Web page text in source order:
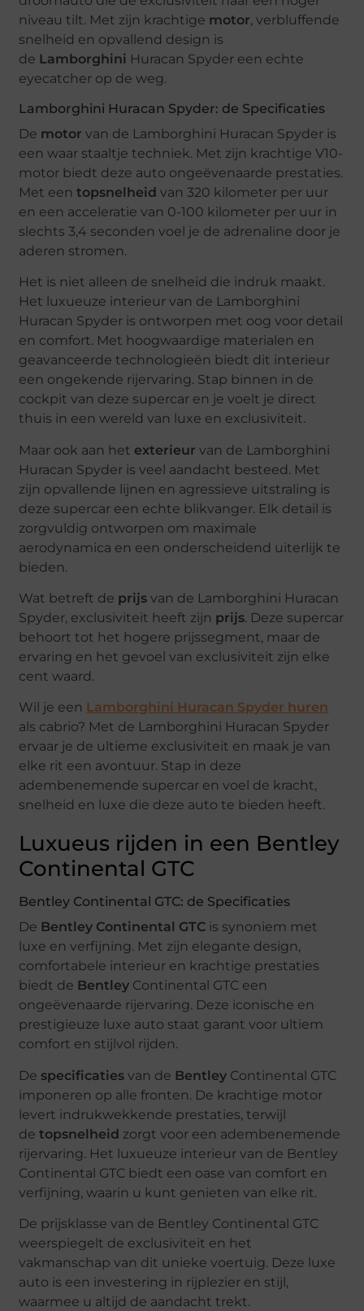
niveau tilt. Met zijn krachtige motor, verbluffende
snelheid en opvallend design is
de Lamborghini Huracan Spyder een echte
eyecatcher op de weg.
Lamborghini Huracan Spyder: de Specificaties
De motor van de Lamborghini Huracan Spyder is
een waar staaltje techniek. Met zijn krachtige V10-
motor biedt deze auto ongeëvenaarde prestaties.
Met eentopsnelheid van 320 kilometer per uur
en een acceleratie van 0-100 kilometer per uur in
slechts 3,4 seconden voel je de adrenaline door je
aderen stromen.
Het is niet alleen de snelheid die indruk maakt.
Het luxueuze interieur van de Lamborghini
Huracan Spyder is ontworpen met oog voor detail
en comfort. Met hoogwaardige materialen en
geavanceerde technologieën biedt dit interieur
een ongekende rijervaring. Stap binnen in de
cockpit van deze supercar en je voelt je direct
thuis in een wereld van luxe en exclusiviteit.
Maar ook aan het exterieur van de Lamborghini
Huracan Spyder is veel aandacht besteed. Met
zijn opvallende lijnen en agressieve uitstraling is
deze supercar een echte blikvanger. Elk detail is
zorgvuldig ontworpen om maximale
aerodynamica en een onderscheidend uiterlijk te
bieden.
Wat betreft de prijs van de Lamborghini Huracan
Spyder, exclusiviteit heeft zijn prijs. Deze supercar
behoort tot het hogere prijssegment, maar de
ervaring en het gevoel van exclusiviteit zijn elke
cent waard.
Wil je een Lamborghini Huracan Spyder huren
als cabrio? Met de Lamborghini Huracan Spyder
ervaar je de ultieme exclusiviteit en maak je van
elke rit een avontuur. Stap in deze
adembenemende supercar en voel de kracht,
snelheid en luxe die deze auto te bieden heeft.
Luxueus rijden in een Bentley
Continental GTC
Bentley Continental GTC: de Specificaties
De Bentley Continental GTC is synoniem met
luxe en verfijning. Met zijn elegante design,
comfortabele interieur en krachtige prestaties
biedt de Bentley Continental GTC een
ongeëvenaarde rijervaring. Deze iconische en
prestigieuze luxe auto staat garant voor ultiem
comfort en stijlvol rijden.
De specificaties van de Bentley Continental GTC
imponeren op alle fronten. De krachtige motor
levert indrukwekkende prestaties, terwijl
detopsnelheid zorgt voor een adembenemende
rijervaring. Het luxueuze interieur van de Bentley
Continental GTC biedt een oase van comfort en
verfijning, waarin u kunt genieten van elke rit.
De prijsklasse van de Bentley Continental GTC
weerspiegelt de exclusiviteit en het
vakmanschap van dit unieke voertuig. Deze luxe
auto is een investering in rijplezier en stijl,
waarmee u altijd de aandacht trekt.